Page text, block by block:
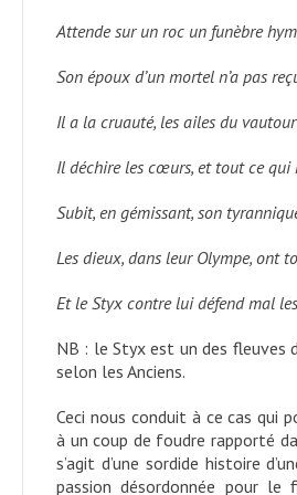
Attende sur un roc un funèbre
Son époux d’un mortel n’a pas
Il a la cruauté, les ailes du vautour
Il déchire les cœurs, et tout ce qui
Subit, en gémissant, son
Les dieux, dans leur Olympe, ont
Et le Styx contre lui défend mal
NB : le Styx est un des fleuves
selon les Anciens.
Ceci nous conduit à ce cas qui
à un coup de foudre rapporté
s’agit d’une sordide histoire
passion désordonnée pour le